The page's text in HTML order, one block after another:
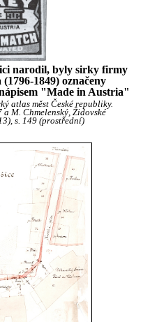
narodil, byly sirky firmy
1849) označeny
"Made in Austria"
atlas měst České republiky.
a M. Chmelenský, Židovské
s. 149 (prostřední)